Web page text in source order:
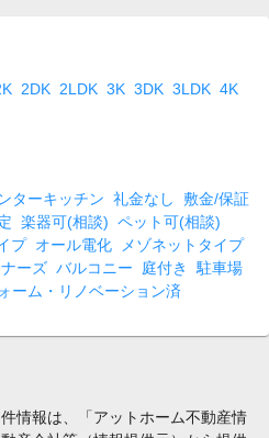
2DK 2LDK 3K 3DK 3LDK 4K
ターキッチン 礼金なし
敷金/保証
楽器可(相談) ペット可(相談)
プ オール電化
メゾネットタイプ
ーズ バルコニー 庭付き
駐車場
ーム・リノベーション済
情報は、「アットホーム不動産情